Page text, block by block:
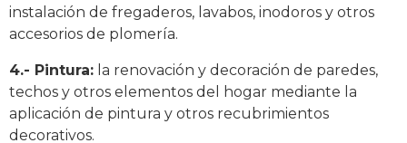
instalación de fregaderos, lavabos, inodoros y otros
accesorios de plomería.
4.- Pintura: la renovación y decoración de paredes,
techos y otros elementos del hogar mediante la
aplicación de pintura y otros recubrimientos
decorativos.